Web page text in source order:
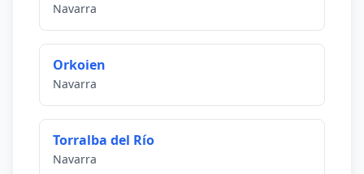
Navarra
Orkoien
Navarra
Torralba del Río
Navarra